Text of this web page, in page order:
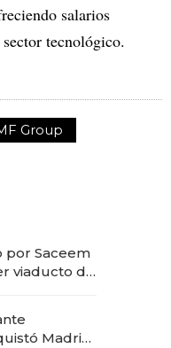
salarios
tecnológico.
Group
por Saceem
viaducto de
Madrid: